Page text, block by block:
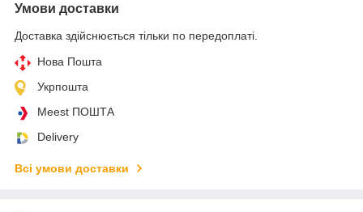
Умови доставки
Доставка здійснюється тільки по передоплаті.
Нова Пошта
Укрпошта
Meest ПОШТА
Delivery
Всі умови доставки